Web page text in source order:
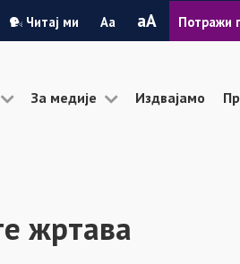
Читај ми ASmanjiA Povećaj
font
Потражи
За медије Издвајамо
жртава